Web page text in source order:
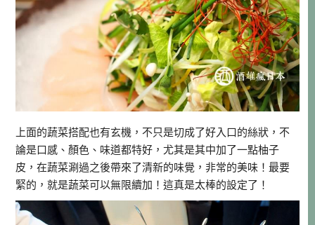
上面的蔬菜搭配也有玄機，不只是切成了好入口的絲狀，不
論是口感、顏色、味道都特好，尤其是其中加了一點柚子
皮，在蔬菜涮過之後帶來了清新的味覺，非常的美味！最要
緊的，就是蔬菜可以無限續加！這真是太棒的設定了！